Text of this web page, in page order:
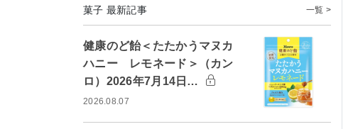
菓子 最新記事 一覧 >
健康のど飴＜たたかうマヌカ
ハニー レモネード＞（カン
ロ）2026年7月14日…
2026.08.07